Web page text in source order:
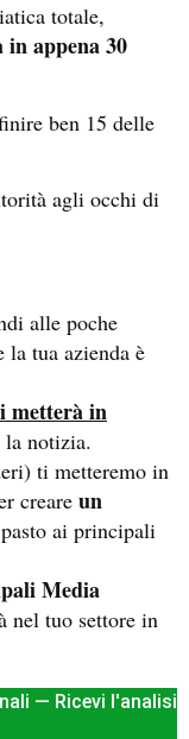
totale,
in appena 30
ben 15 delle
agli occhi di
alle poche
la tua azienda è
metterà in
notizia.
ti metteremo in
creare un
ai principali
Media
nel tuo settore in
— Ricevi l'analisi